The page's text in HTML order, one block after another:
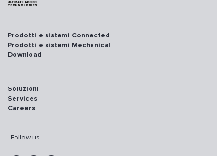
Prodotti e sistemi Connected
Prodotti e sistemi Mechanical
Download
Soluzioni
Services
Careers
Follow us